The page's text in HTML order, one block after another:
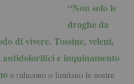
“Non solo le
droghe da
di vivere. Tossine, veleni,
e inquinamento
e riducono o limitano le nostre